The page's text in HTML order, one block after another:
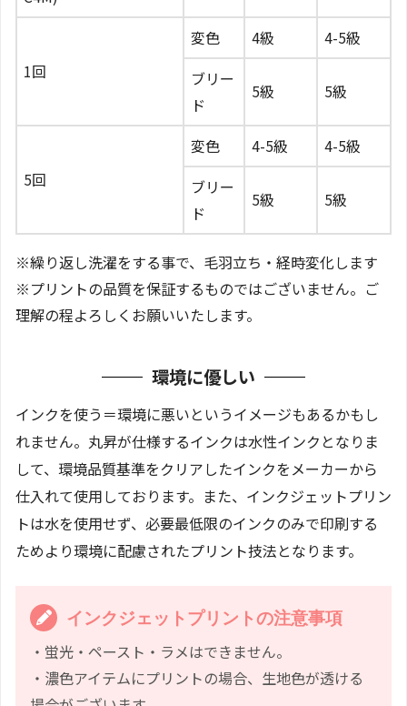
1回
変色 4級
4-5級
ブリー
ド
5級 5級
5回
変色 4-5級
4-5級
ブリー
ド
5級 5級
※繰り返し洗濯をする事で、毛羽立ち・経時変化します
※プリントの品質を保証するものではございません。ご
理解の程よろしくお願いいたします。
環境に優しい
インクを使う＝環境に悪いというイメージもあるかもし
れません。丸昇が仕様するインクは水性インクとなりま
して、環境品質基準をクリアしたインクをメーカーから
仕入れて使用しております。また、インクジェットプリン
トは水を使用せず、必要最低限のインクのみで印刷する
ためより環境に配慮されたプリント技法となります。
インクジェットプリントの注意事項
・蛍光・ペースト・ラメはできません。
・濃色アイテムにプリントの場合、生地色が透ける